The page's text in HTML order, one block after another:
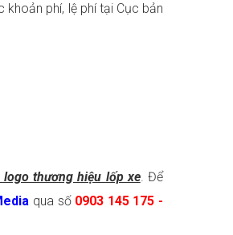
phí, lệ phí tại Cục bản
logo thương hiệu lốp xe. Để
qua số 0903 145 175 -